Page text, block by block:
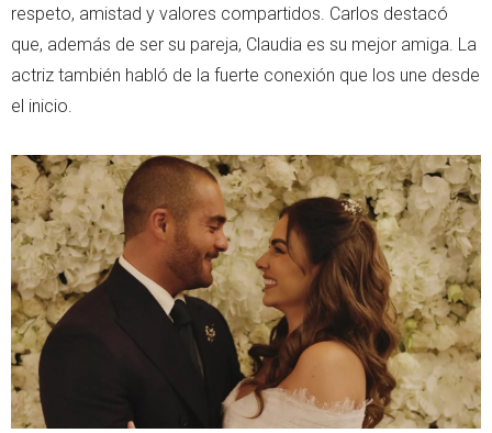
respeto, amistad y valores compartidos. Carlos destacó
que, además de ser su pareja, Claudia es su mejor amiga. La
actriz también habló de la fuerte conexión que los une desde
el inicio.